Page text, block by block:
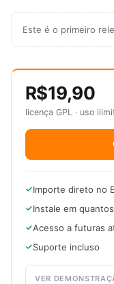
Este é o primeiro
R$19,90
licença GPL · uso
Importe direto no
Instale em
Acesso a futuras
Suporte incluso
VER